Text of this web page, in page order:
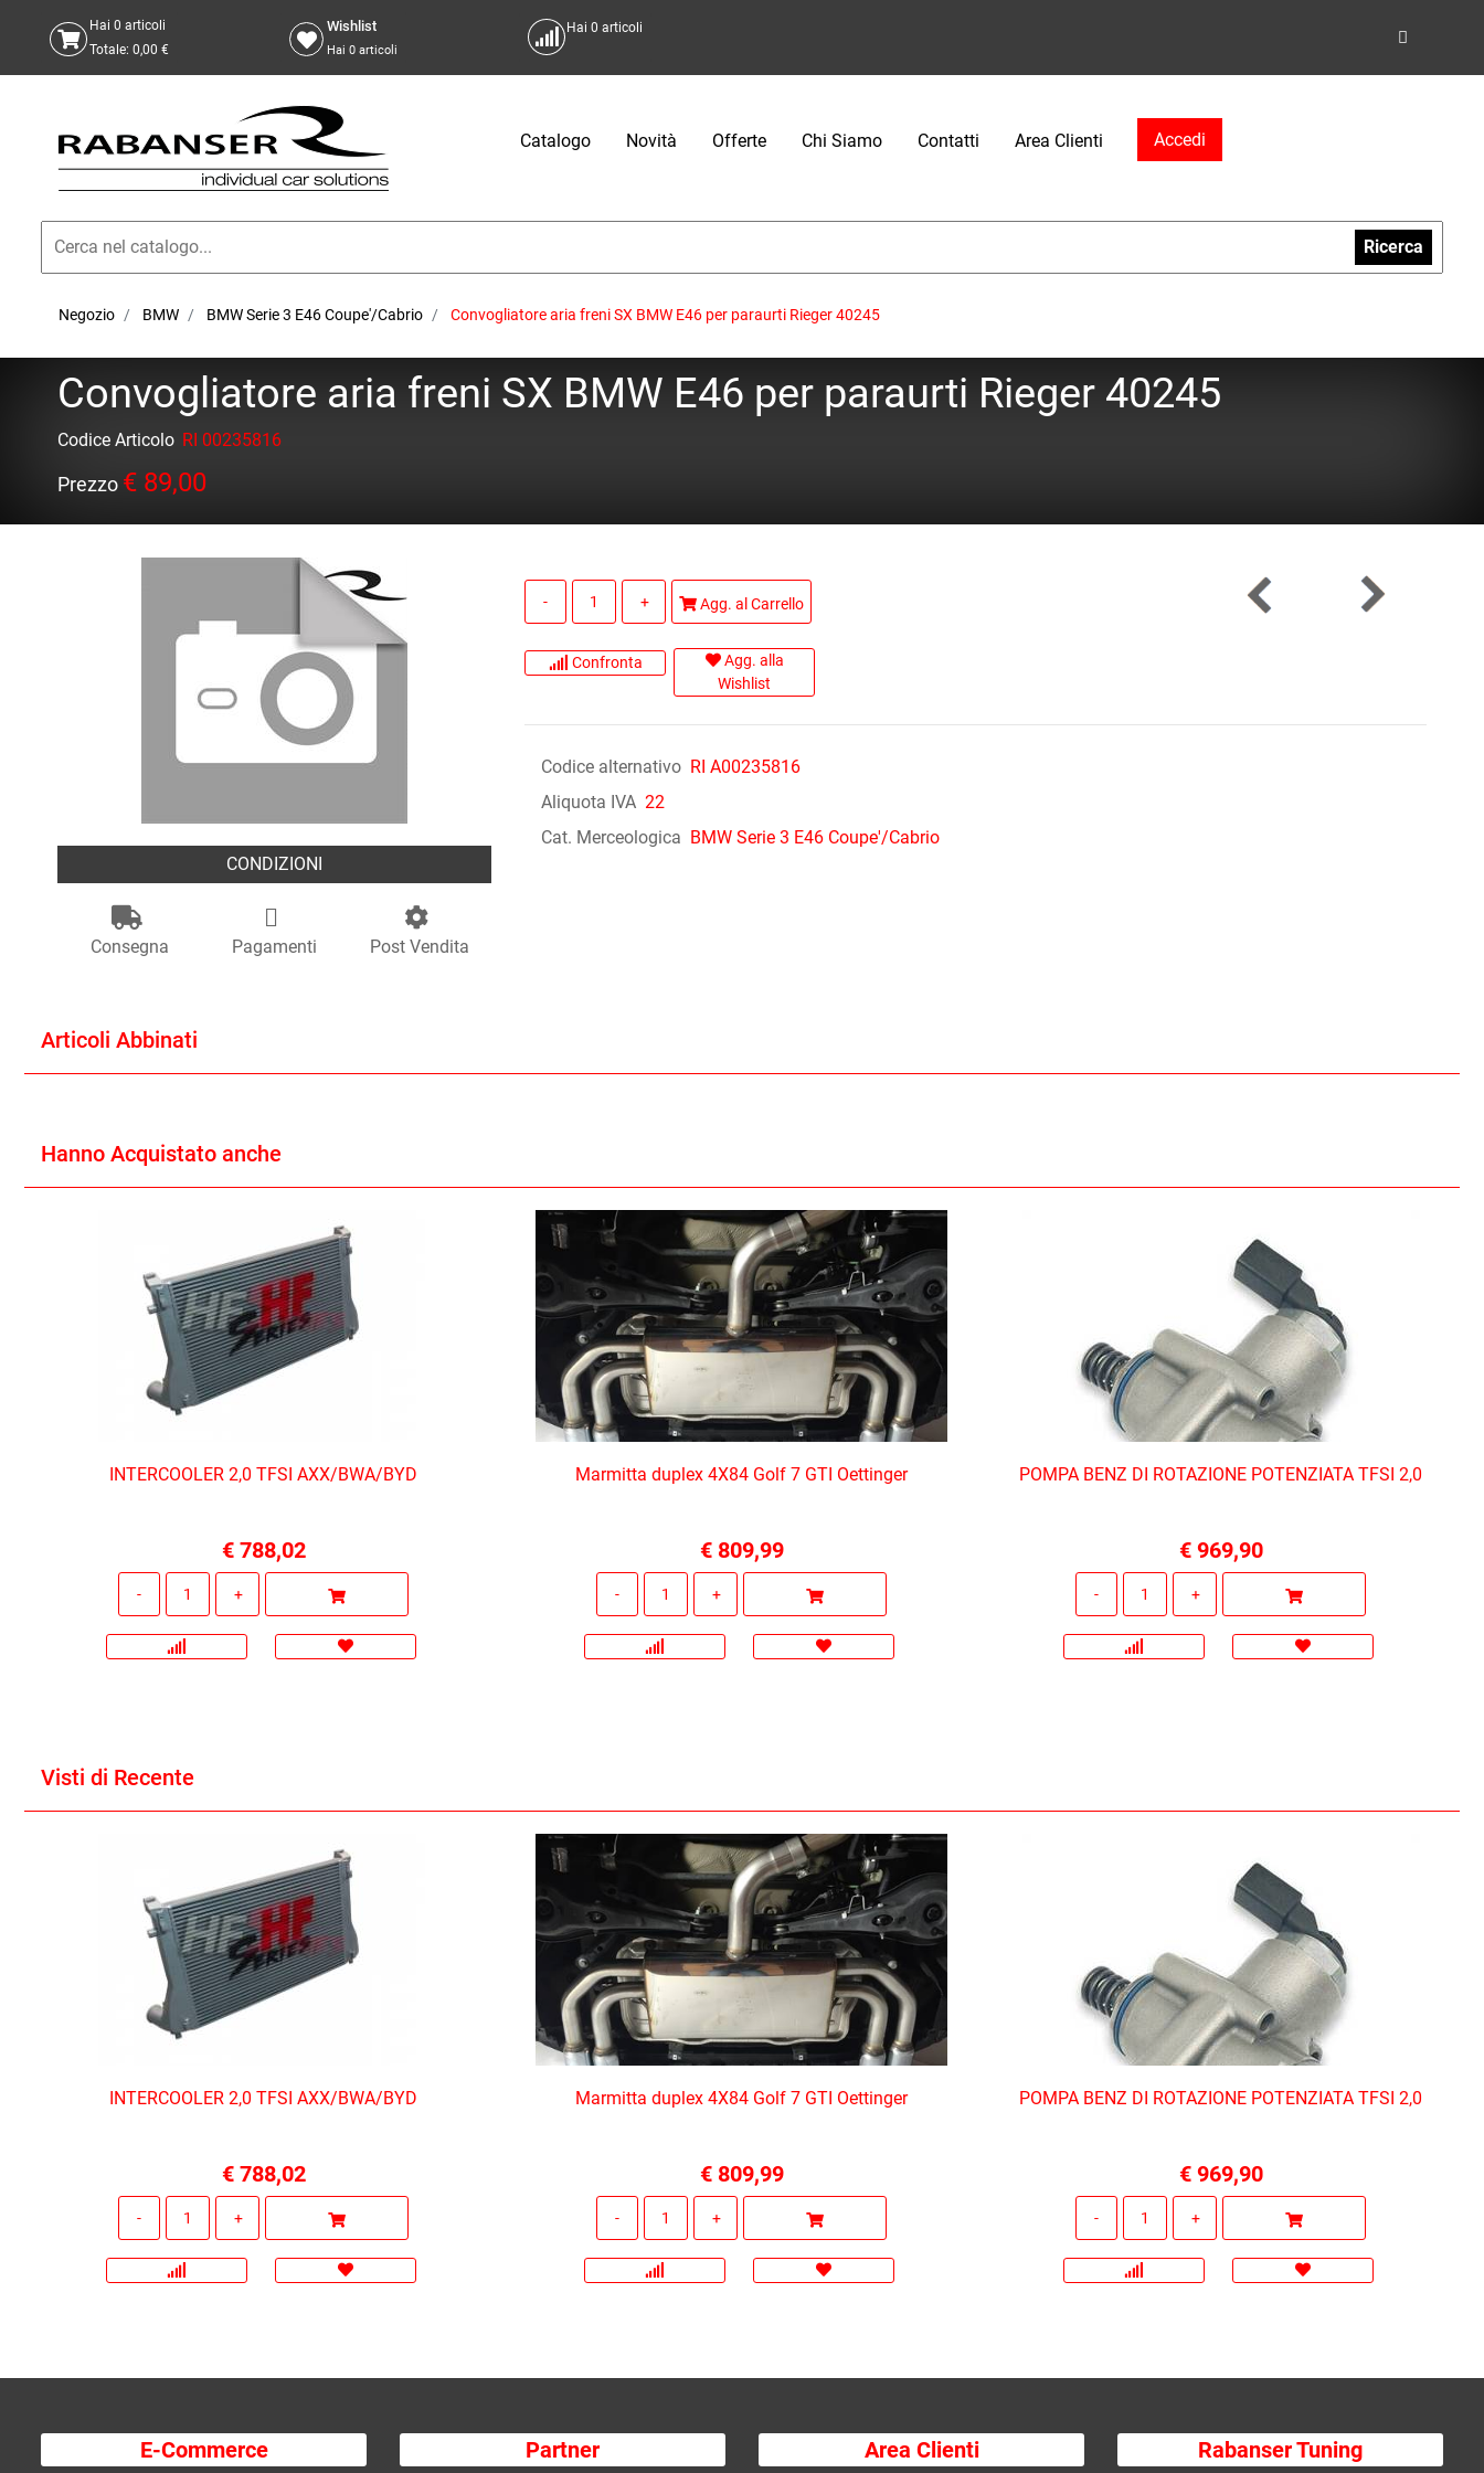
Hai 0 articoli
Totale: 0,00 €
Wishlist
Hai 0 articoli
Hai0 articoli
Catalogo Novità Offerte Chi Siamo Contatti Area Clienti Accedi
Ricerca
Negozio BMW BMW Serie 3 E46 Coupe'/Cabrio Convogliatore aria freni SX BMW E46 per paraurti Rieger 40245
Convogliatore aria freni SX BMW E46 per paraurti Rieger 40245
Codice Articolo RI 00235816
Prezzo € 89,00
CONDIZIONI
Consegna Pagamenti Post Vendita
Quantità
Agg. al Carrello
Confronta
Agg. alla
Wishlist
Codice alternativo RI A00235816
Aliquota IVA 22
Cat. Merceologica BMW Serie 3 E46 Coupe'/Cabrio
Articoli Abbinati
Hanno Acquistato anche
INTERCOOLER 2,0 TFSI AXX/BWA/BYD
€ 788,02
Marmitta duplex 4X84 Golf 7 GTI Oettinger
€ 809,99
POMPA BENZ DI ROTAZIONE POTENZIATA TFSI 2,0
€ 969,90
Visti di Recente
INTERCOOLER 2,0 TFSI AXX/BWA/BYD
€ 788,02
Marmitta duplex 4X84 Golf 7 GTI Oettinger
€ 809,99
POMPA BENZ DI ROTAZIONE POTENZIATA TFSI 2,0
€ 969,90
E-Commerce Partner Area Clienti Rabanser Tuning